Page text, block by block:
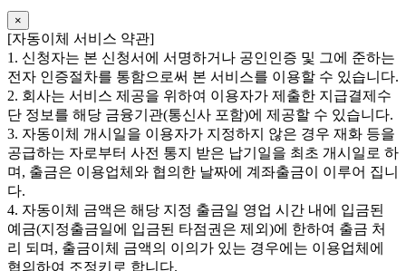
×
​​[자동이체 서비스 약관]
1. 신청자는 본 신청서에 서명하거나 공인인증 및 그에 준하는
전자 인증절차를 통함으로써 본 서비스를 이용할 수 있습니다.
2. 회사는 서비스 제공을 위하여 이용자가 제출한 지급결제수
단 정보를 해당 금융기관(통신사 포함)에 제공할 수 있습니다.
3. 자동이체 개시일을 이용자가 지정하지 않은 경우 재화 등을
공급하는 자로부터 사전 통지 받은 납기일을 최초 개시일로 하
며, 출금은 이용업체와 협의한 날짜에 계좌출금이 이루어 집니
다.
4. 자동이체 금액은 해당 지정 출금일 영업 시간 내에 입금된
예금(지정출금일에 입금된 타점권은 제외)에 한하여 출금 처
리 되며, 출금이체 금액의 이의가 있는 경우에는 이용업체에
협의하여 조정키로 합니다.